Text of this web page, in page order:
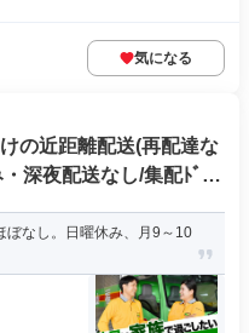
気になる
の近距離配送(再配達な
深夜配送なし/集配ﾄﾞﾗｲ
ぼなし。日曜休み、月9～10